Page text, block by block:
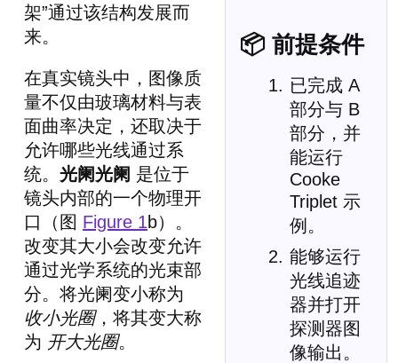
📦 前提条件
已完成 A
部分与 B
部分，并
能运行
Cooke
Triplet 示
例。
能够运行
光线追迹
器并打开
探测器图
像输出。
架”通过该结构发展而
来。
在真实镜头中，图像质
量不仅由玻璃材料与表
面曲率决定，还取决于
允许哪些光线通过系
统。 光阑光阑 是位于
镜头内部的一个物理开
口（图 Figure 1b）。
改变其大小会改变允许
通过光学系统的光束部
分。将光阑变小称为
收小光圈，将其变大称
为 开大光圈。